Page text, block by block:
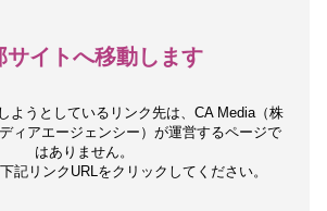
サイトへ移動します
ようとしているリンク先は、 CA Media（株
ィアエージェンシー）が運営するページで
はありません。
記リンクURLをクリックしてください。